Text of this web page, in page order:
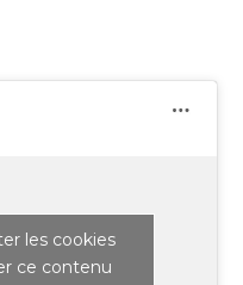
les cookies
ce contenu